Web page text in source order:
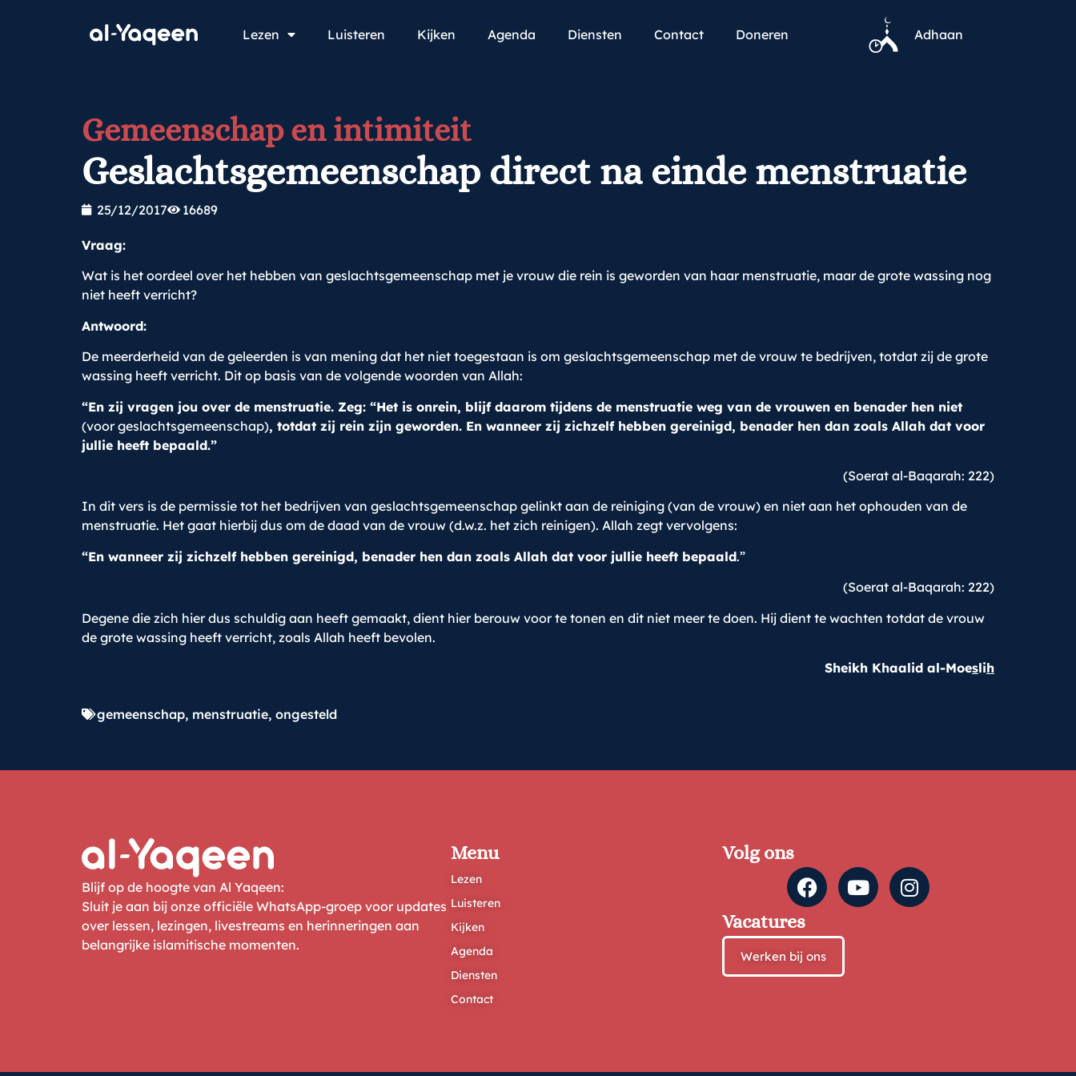
Lezen Luisteren Kijken Agenda Diensten Contact Doneren Adhaan
Gemeenschap en intimiteit
Geslachtsgemeenschap direct na einde menstruatie
25/12/2017 16689
Vraag:
Wat is het oordeel over het hebben van geslachtsgemeenschap met je vrouw die rein is geworden van haar menstruatie, maar de grote wassing nog
niet heeft verricht?
Antwoord:
De meerderheid van de geleerden is van mening dat het niet toegestaan is om geslachtsgemeenschap met de vrouw te bedrijven, totdat zij de grote
wassing heeft verricht. Dit op basis van de volgende woorden van Allah:
“En zij vragen jou over de menstruatie. Zeg: “Het is onrein, blijf daarom tijdens de menstruatie weg van de vrouwen en benader hen niet
(voor geslachtsgemeenschap), totdat zij rein zijn geworden. En wanneer zij zichzelf hebben gereinigd, benader hen dan zoals Allah dat voor
jullie heeft bepaald.”
(Soerat al-Baqarah: 222)
In dit vers is de permissie tot het bedrijven van geslachtsgemeenschap gelinkt aan de reiniging (van de vrouw) en niet aan het ophouden van de
menstruatie. Het gaat hierbij dus om de daad van de vrouw (d.w.z. het zich reinigen). Allah zegt vervolgens:
“En wanneer zij zichzelf hebben gereinigd, benader hen dan zoals Allah dat voor jullie heeft bepaald.”
(Soerat al-Baqarah: 222)
Degene die zich hier dus schuldig aan heeft gemaakt, dient hier berouw voor te tonen en dit niet meer te doen. Hij dient te wachten totdat de vrouw
de grote wassing heeft verricht, zoals Allah heeft bevolen.
Sheikh Khaalid al-Moeslih
gemeenschap, menstruatie, ongesteld
Blijf op de hoogte van Al Yaqeen:
Sluit je aan bij onze officiële WhatsApp-groep voor updates
over lessen, lezingen, livestreams en herinneringen aan
belangrijke islamitische momenten.
Menu
Lezen
Luisteren
Kijken
Agenda
Diensten
Contact
Volg ons
Vacatures
Werken bij ons